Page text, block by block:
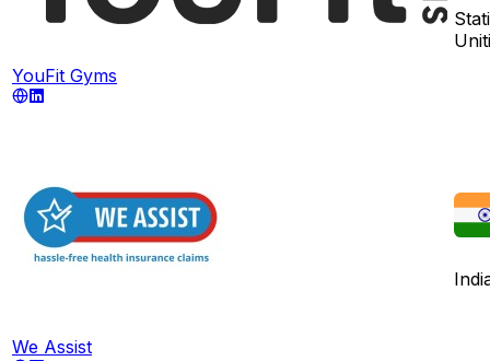
YouFit Gyms
Stati
Uniti
We Assist